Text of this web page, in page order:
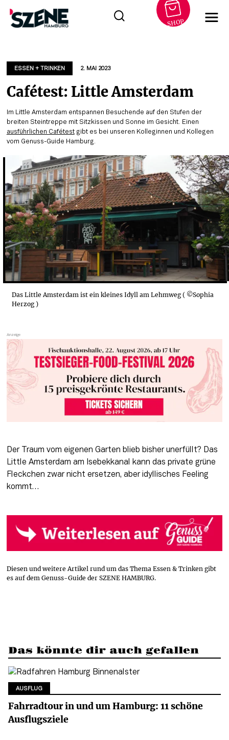
springen
SHOP
ESSEN + TRINKEN 2. MAI 2023
Cafétest: Little Amsterdam
Im Little Amsterdam entspannen Besuchende auf den Stufen der
breiten Steintreppe mit Sitzkissen und Sonne im Gesicht. Einen
ausführlichen Cafétestgibt es bei unseren Kolleginnen und Kollegen
vom Genuss-Guide Hamburg.
Das Little Amsterdam ist ein kleines Idyll am Lehmweg ( ©Sophia
Herzog )
Der Traum vom eigenen Garten blieb bisher unerfüllt? Das
Little Amsterdam am Isebekkanal kann das private grüne
Fleckchen zwar nicht ersetzen, aber idyllisches Feeling
kommt…
Diesen und weitere Artikel rund um das Thema Essen & Trinken gibt
es auf dem Genuss-Guide der SZENE HAMBURG.
Das könnte dir auch gefallen
AUSFLUG
Fahrradtour in und um Hamburg: 11 schöne
Ausflugsziele